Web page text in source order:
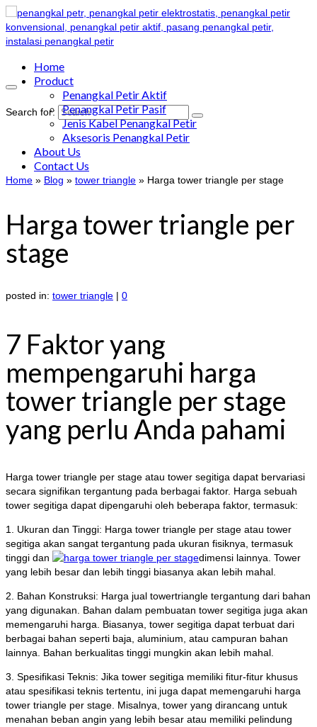
Search for:
Home
Product
Penangkal Petir Aktif
Penangkal Petir Pasif
Jenis Kabel Penangkal Petir
Aksesoris Penangkal Petir
About Us
Contact Us
Home » Blog » tower triangle » Harga tower triangle per stage
Harga tower triangle per
stage
posted in: tower triangle | 0
7 Faktor yang
mempengaruhi harga
tower triangle per stage
yang perlu Anda pahami
Harga tower triangle per stage atau tower segitiga dapat bervariasi
secara signifikan tergantung pada berbagai faktor. Harga sebuah
tower segitiga dapat dipengaruhi oleh beberapa faktor, termasuk:
1. Ukuran dan Tinggi: Harga tower triangle per stage atau tower
segitiga akan sangat tergantung pada ukuran fisiknya, termasuk
tinggi dan
dimensi lainnya. Tower
yang lebih besar dan lebih tinggi biasanya akan lebih mahal.
2. Bahan Konstruksi: Harga jual towertriangle tergantung dari bahan
yang digunakan. Bahan dalam pembuatan tower segitiga juga akan
memengaruhi harga. Biasanya, tower segitiga dapat terbuat dari
berbagai bahan seperti baja, aluminium, atau campuran bahan
lainnya. Bahan berkualitas tinggi mungkin akan lebih mahal.
3. Spesifikasi Teknis: Jika tower segitiga memiliki fitur-fitur khusus
atau spesifikasi teknis tertentu, ini juga dapat memengaruhi harga
tower triangle per stage. Misalnya, tower yang dirancang untuk
menahan beban angin yang lebih besar atau memiliki pelindung